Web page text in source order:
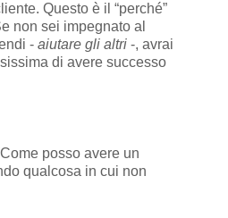
Questo è il “perché”
non sei impegnato al
- aiutare gli altri-, avrai
di avere successo
posso avere un
qualcosa in cui non